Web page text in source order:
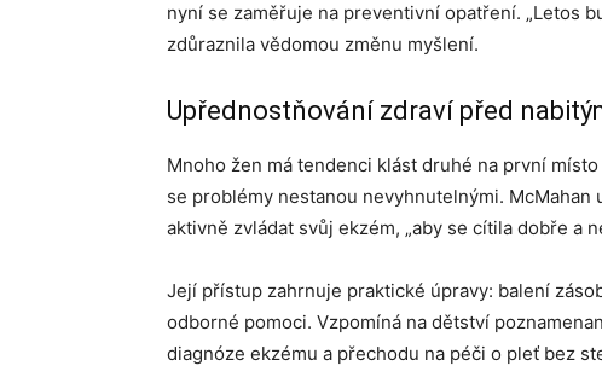
nyní se zaměřuje na preventivní opatření. „Letos
zdůraznila vědomou změnu myšlení.
Upřednostňování zdraví před
Mnoho žen má tendenci klást druhé na první
se problémy nestanou nevyhnutelnými.
aktivně zvládat svůj ekzém, „aby se cítila dobře a
Její přístup zahrnuje praktické úpravy: balení
odborné pomoci. Vzpomíná na dětství
diagnóze ekzému a přechodu na péči o pleť bez